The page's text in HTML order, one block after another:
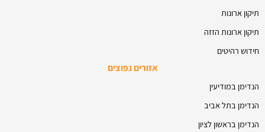
תיקון ארונות
תיקון ארונות הזזה
חידוש רהיטים
אזורים נפוצים
הנדימן במודיעין
הנדימן בתל אביב
הנדימן בראשון לציון